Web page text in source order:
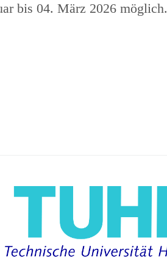
bis 04. März 2026 möglich.